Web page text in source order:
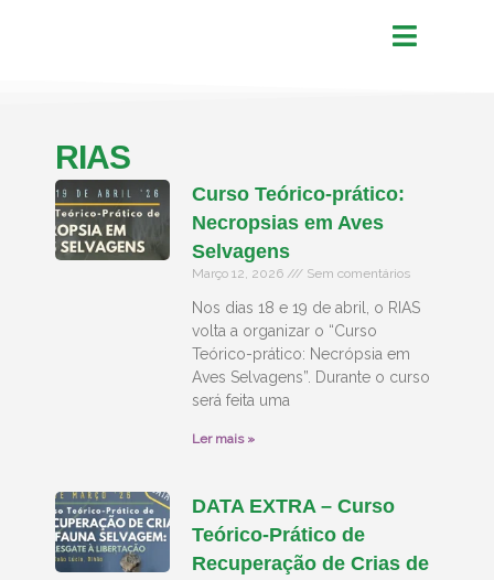
RIAS
Curso Teórico-prático:
Necropsias em Aves
Selvagens
Março 12, 2026 Sem comentários
Nos dias 18 e 19 de abril, o RIAS
volta a organizar o “Curso
Teórico-prático: Necrópsia em
Aves Selvagens”. Durante o curso
será feita uma
Ler mais »
DATA EXTRA – Curso
Teórico-Prático de
Recuperação de Crias de